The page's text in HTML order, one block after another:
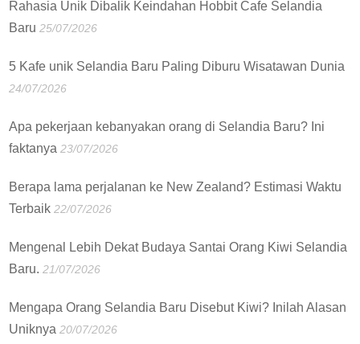
Rahasia Unik Dibalik Keindahan Hobbit Cafe Selandia
Baru 25/07/2026
5 Kafe unik Selandia Baru Paling Diburu Wisatawan Dunia
24/07/2026
Apa pekerjaan kebanyakan orang di Selandia Baru? Ini
faktanya 23/07/2026
Berapa lama perjalanan ke New Zealand? Estimasi Waktu
Terbaik 22/07/2026
Mengenal Lebih Dekat Budaya Santai Orang Kiwi Selandia
Baru. 21/07/2026
Mengapa Orang Selandia Baru Disebut Kiwi? Inilah Alasan
Uniknya 20/07/2026